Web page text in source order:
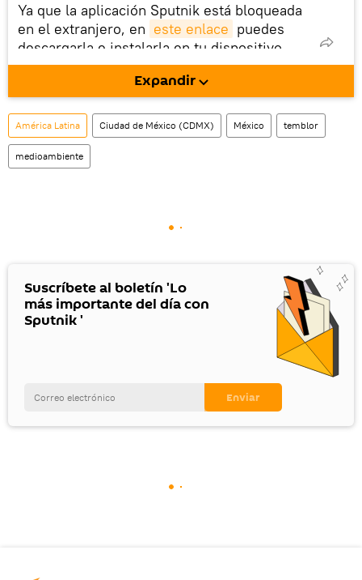
Ya que la aplicación Sputnik está bloqueada
en el extranjero, en este enlace puedes
descargarla e instalarla en tu dispositivo
móvil (¡solo para Android!).
También tenemos una cuenta en la red
social rusa VK .
Expandir
América Latina Ciudad de México (CDMX) México temblor
medioambiente
Suscríbete al boletín 'Lo
más importante del día con
Sputnik '